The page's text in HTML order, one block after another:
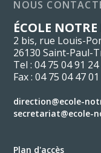
NOUS
ÉCOLE
2 bis, rue Louis-
26130 Saint-Paul-
Tel : 04 75 04 91 24
Fax : 04 75 04 47 01
direction@ecole-
secretariat@ecole-
Plan d'accès